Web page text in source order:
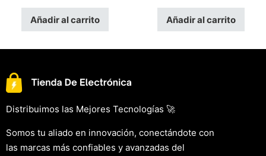
Añadir al carrito Añadir al carrito
Distribuimos las Mejores Tecnologías 🚀
Somos tu aliado en innovación, conectándote con
las marcas más confiables y avanzadas del